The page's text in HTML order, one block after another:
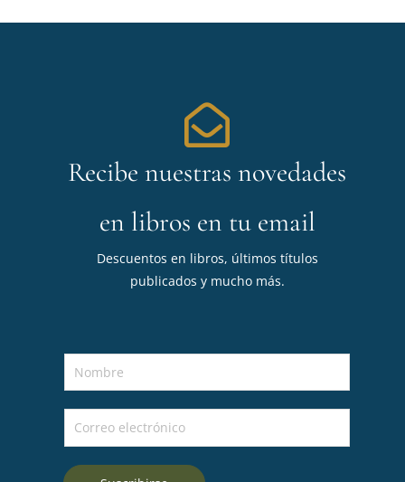
Recibe nuestras novedades
en libros en tu email
Descuentos en libros, últimos títulos
publicados y mucho más.
o
m
e
o